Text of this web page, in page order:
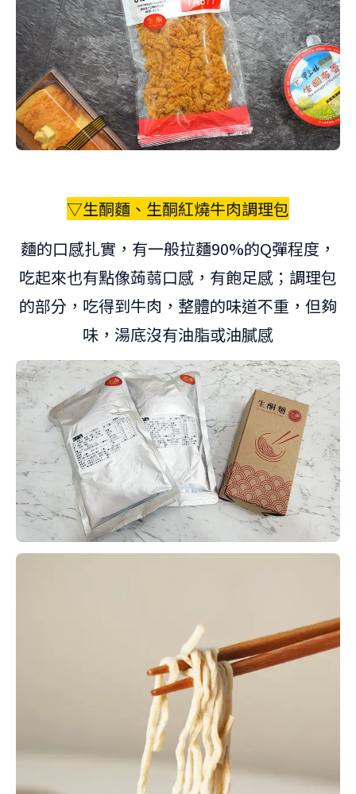
▽生酮麵 、生酮紅燒牛肉調理包
麵的口感扎實，有一般拉麵90%的Q彈程度，
吃起來也有點像蒟蒻口感，有飽足感；調理包
的部分，吃得到牛肉，整體的味道不重，但夠
味，湯底沒有油脂或油膩感